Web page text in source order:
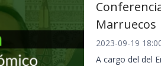
Marruecos
2023-09-19
A cargo del del